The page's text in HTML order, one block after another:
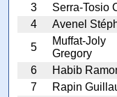
3
Serra-Tosio
4
Avenel
5
Muffat-Joly
Gregory
6
Habib
7
Rapin